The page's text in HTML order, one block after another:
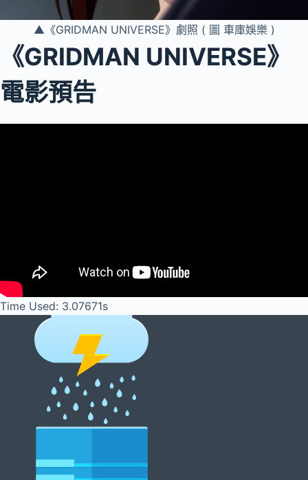
▲《GRIDMAN UNIVERSE》劇照 ( 圖 車庫娛樂 )
《GRIDMAN UNIVERSE》
電影預告
Time Used: 3.07671s